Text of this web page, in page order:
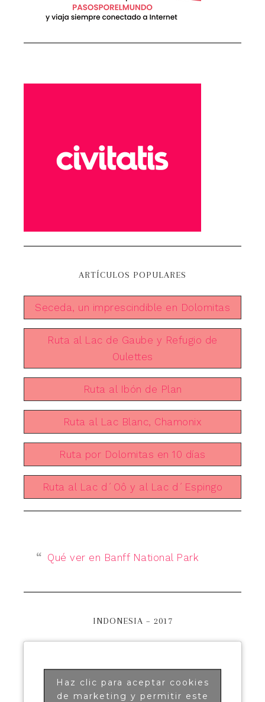
ARTÍCULOS POPULARES
Seceda, un imprescindible en Dolomitas
Ruta al Lac de Gaube y Refugio de
Oulettes
Ruta al Ibón de Plan
Ruta al Lac Blanc, Chamonix
Ruta por Dolomitas en 10 días
Ruta al Lac d´Oô y al Lac d´Espingo
Qué ver en Banff National Park
INDONESIA – 2017
Haz clic para aceptar cookies
de marketing y permitir este